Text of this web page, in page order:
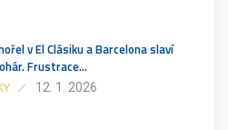
v El Clásiku a Barcelona slaví
Frustrace…
12. 1. 2026